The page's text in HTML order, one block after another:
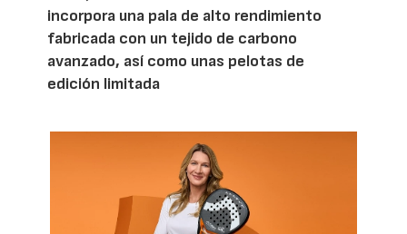
incorpora una pala de alto rendimiento
fabricada con un tejido de carbono
avanzado, así como unas pelotas de
edición limitada